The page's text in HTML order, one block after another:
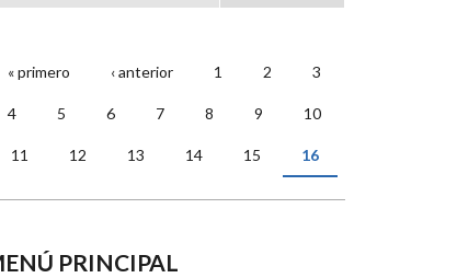
PÁGINAS
« primero ‹ anterior 1 2 3
4 5 6 7 8 9 10
11 12 13 14 15 16
PRINCIPAL